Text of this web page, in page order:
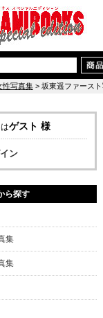
性写真集> 坂東遥ファースト
ゲスト 様
ン
ら探す
集
集